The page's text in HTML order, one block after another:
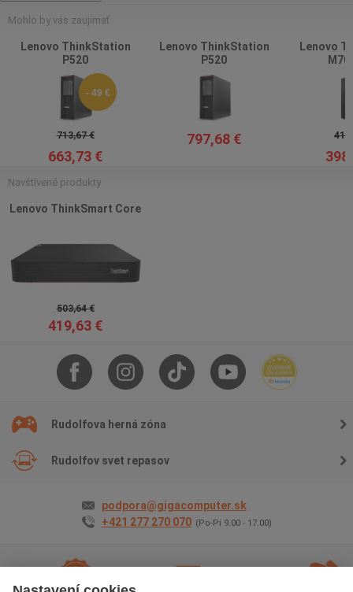
Mohlo by vás zaujímať
Lenovo ThinkStation
P520
- 49 €
713,67 €
663,73 €
Lenovo ThinkStation
P520
797,68 €
Lenovo
Navštívené produkty
Lenovo ThinkSmart Core
503,64 €
419,63 €
Rudolfova herná zóna
Rudolfov svet repasov
podpora@gigacomputer.sk
+421 277 270 070 (Po-Pi 9.00 - 17.00)